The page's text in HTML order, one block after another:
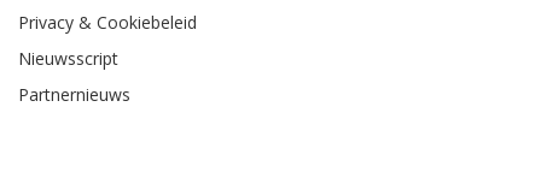
Privacy & Cookiebeleid
Nieuwsscript
Partnernieuws